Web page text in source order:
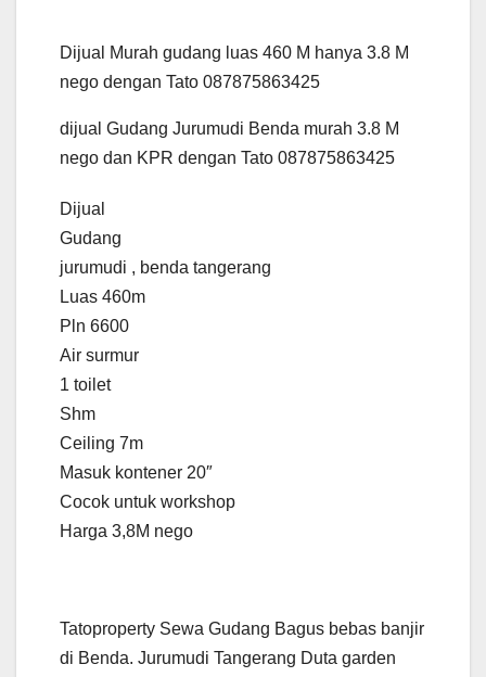
Dijual Murah gudang luas 460 M hanya 3.8 M
nego dengan Tato 087875863425
dijual Gudang Jurumudi Benda murah 3.8 M
nego dan KPR dengan Tato 087875863425
Dijual
Gudang
jurumudi , benda tangerang
Luas 460m
Pln 6600
Air surmur
1 toilet
Shm
Ceiling 7m
Masuk kontener 20″
Cocok untuk workshop
Harga 3,8M nego
Tatoproperty Sewa Gudang Bagus bebas banjir
di Benda. Jurumudi Tangerang Duta garden